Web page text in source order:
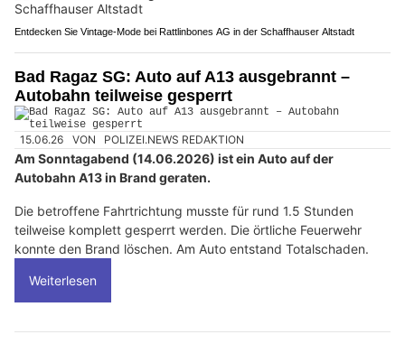
Entdecken Sie Vintage-Mode bei Rattlinbones AG in der Schaffhauser Altstadt
Bad Ragaz SG: Auto auf A13 ausgebrannt –
Autobahn teilweise gesperrt
15.06.26 VON POLIZEI.NEWS REDAKTION
Am Sonntagabend (14.06.2026) ist ein Auto auf der
Autobahn A13 in Brand geraten.
Die betroffene Fahrtrichtung musste für rund 1.5 Stunden
teilweise komplett gesperrt werden. Die örtliche Feuerwehr
konnte den Brand löschen. Am Auto entstand Totalschaden.
Weiterlesen